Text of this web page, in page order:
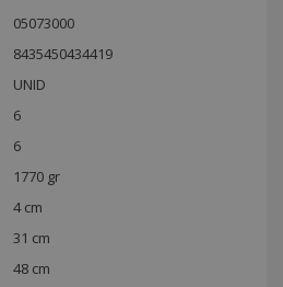
05073000
8435450434419
UNID
6
6
1770 gr
4 cm
31 cm
48 cm